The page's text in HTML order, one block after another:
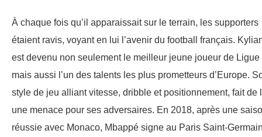
À chaque fois qu’il apparaissait sur le terrain, les supporters
étaient ravis, voyant en lui l’avenir du football français.
est devenu non seulement le meilleur jeune joueur de Ligue
mais aussi l’un des talents les plus prometteurs d’Europe.
style de jeu alliant vitesse, dribble et positionnement, fait de
une menace pour ses adversaires. En 2018, après une
réussie avec Monaco, Mbappé signe au Paris Saint-